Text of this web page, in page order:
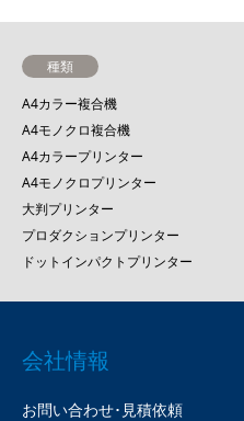
種類
A4カラー複合機
A4モノクロ複合機
A4カラープリンター
A4モノクロプリンター
大判プリンター
プロダクションプリンター
ドットインパクトプリンター
会社情報
お問い合わせ･見積依頼